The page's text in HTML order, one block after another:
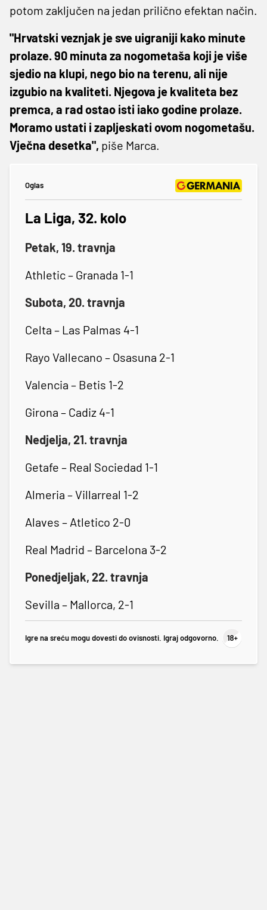
potom zaključen na jedan prilično efektan način.
"Hrvatski veznjak je sve uigraniji kako minute
prolaze. 90 minuta za nogometaša koji je više
sjedio na klupi, nego bio na terenu, ali nije
izgubio na kvaliteti. Njegova je kvaliteta bez
premca, a rad ostao isti iako godine prolaze.
Moramo ustati i zapljeskati ovom nogometašu.
Vječna desetka", piše Marca.
Oglas
La Liga, 32. kolo
Petak, 19. travnja
Athletic – Granada 1-1
Subota, 20. travnja
Celta – Las Palmas 4-1
Rayo Vallecano – Osasuna 2-1
Valencia – Betis 1-2
Girona – Cadiz 4-1
Nedjelja, 21. travnja
Getafe – Real Sociedad 1-1
Almeria – Villarreal 1-2
Alaves – Atletico 2-0
Real Madrid – Barcelona 3-2
Ponedjeljak, 22. travnja
Sevilla – Mallorca, 2-1
Igre na sreću mogu dovesti do ovisnosti. Igraj odgovorno.